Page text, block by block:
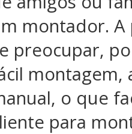
montador. A
preocupar,
montagem,
o que
para